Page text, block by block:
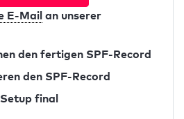
E-Mailan unserer
den fertigen SPF-Record
den SPF-Record
final